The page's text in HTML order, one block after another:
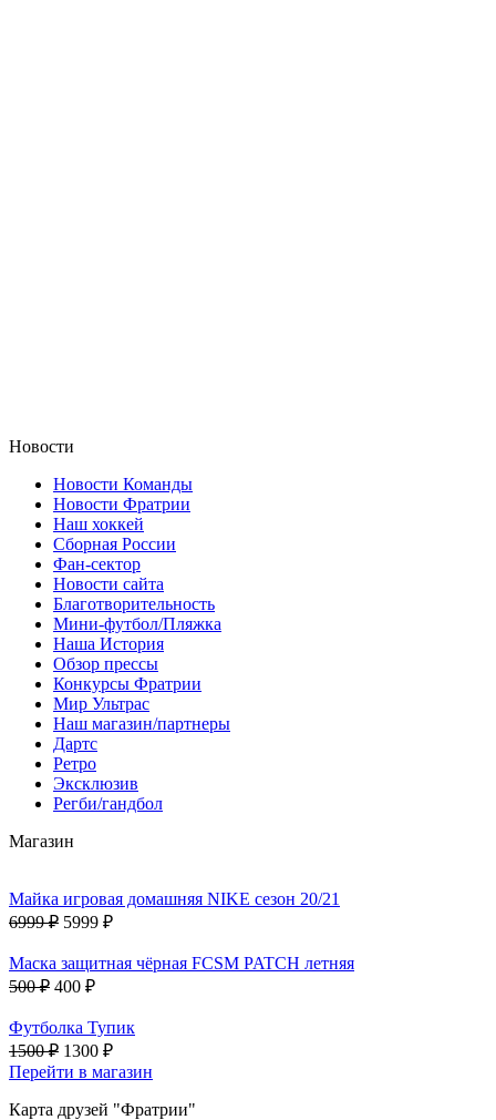
Новости
Новости Команды
Новости Фратрии
Наш хоккей
Сборная России
Фан-cектор
Новости сайта
Благотворительность
Мини-футбол/Пляжка
Наша История
Обзор прессы
Конкурсы Фратрии
Мир Ультрас
Наш магазин/партнеры
Дартс
Ретро
Эксклюзив
Регби/гандбол
Магазин
Майка игровая домашняя NIKE сезон 20/21
6999 ₽ 5999 ₽
Маска защитная чёрная FCSM PATCH летняя
500 ₽ 400 ₽
Футболка Тупик
1500 ₽ 1300 ₽
Перейти в магазин
Карта друзей "Фратрии"